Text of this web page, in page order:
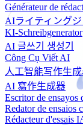
Générateur de
AIライティング
KI-Schreibgenerator
AI 글쓰기 생성기
Công Cụ Viết AI
人工智能写作生
AI 寫作生成器
Escritor de ensayos
Redator de ensaios
Rédacteur d'essais